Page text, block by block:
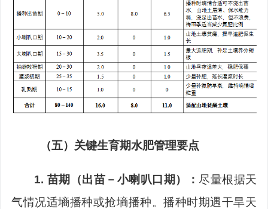
（五） 关键生育期水肥管理要点
1. 苗期（出苗－小喇叭口期）： 尽量根据天
气情况适墒播种或抢墒播种。播种时期遇干旱天